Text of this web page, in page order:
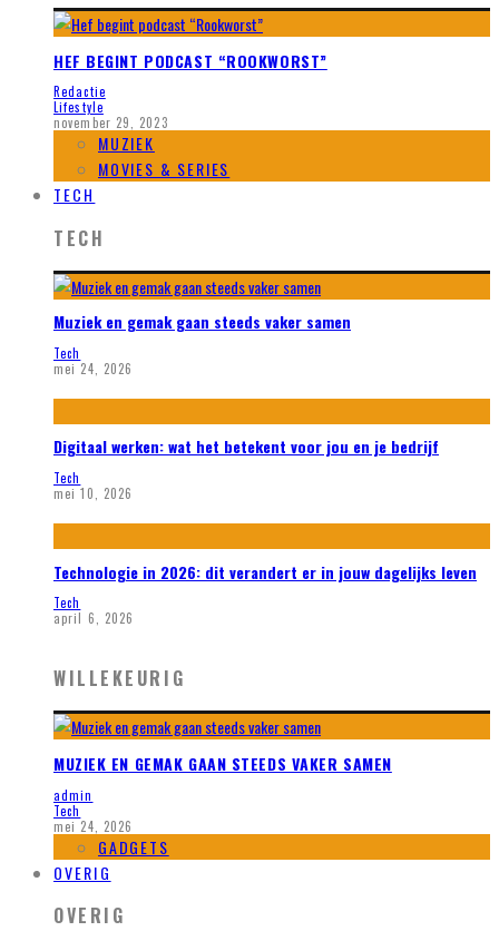
HEF BEGINT PODCAST “ROOKWORST”
Redactie
Lifestyle
november 29, 2023
MUZIEK
MOVIES & SERIES
TECH
TECH
Muziek en gemak gaan steeds vaker samen
Tech
mei 24, 2026
Digitaal werken: wat het betekent voor jou en je bedrijf
Tech
mei 10, 2026
Technologie in 2026: dit verandert er in jouw dagelijks leven
Tech
april 6, 2026
WILLEKEURIG
MUZIEK EN GEMAK GAAN STEEDS VAKER SAMEN
admin
Tech
mei 24, 2026
GADGETS
OVERIG
OVERIG